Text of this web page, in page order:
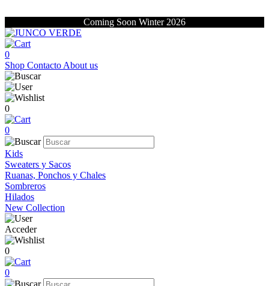
Coming Soon Winter 2026
0
Shop Contacto About us
0
0
Kids
Sweaters y Sacos
Ruanas, Ponchos y Chales
Sombreros
Hilados
New Collection
Acceder
0
0